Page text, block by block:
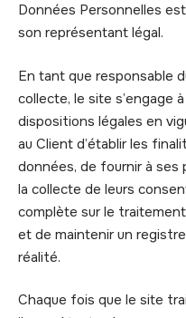
Données Personnelles
son représentant légal.
En tant que responsable
collecte, le site s’engage
dispositions légales en
au Client d’établir les
données, de fournir à
la collecte de leurs
complète sur le
et de maintenir un
réalité.
Chaque fois que le site